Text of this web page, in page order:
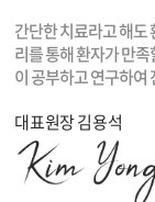
간단한 치료라고 해도
리를 통해 환자가 만
이 공부하고 연구하여
대표원장 김용석